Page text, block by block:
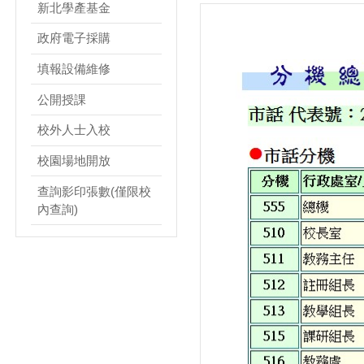
新北學產基金
政府電子採購
填報設備維修
公開授課
校外人士入校
校園場地開放
查詢影印張數(僅限校
內查詢)